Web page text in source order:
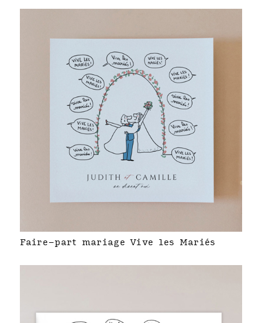
Faire-part mariage Vive les Mariés